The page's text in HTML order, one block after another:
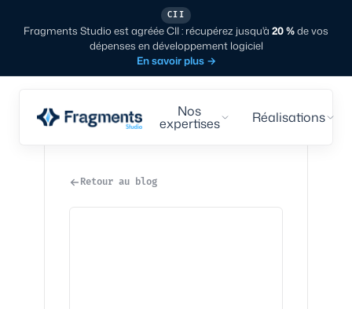
CII
Fragments Studio est agréée CII : récupérez jusqu'à 20 %de vos
dépenses en développement logiciel
En savoir plus →
Nos
expertises Réalisations
Retour au blog